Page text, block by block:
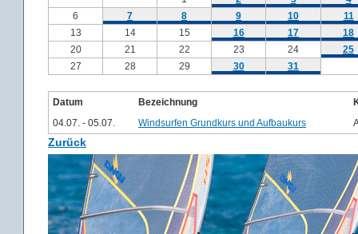
6
7 8 9 10
11
13
14 15 16 17
18
20
21 22 23 24
25
27
28 29 30 31
Datum Bezeichnung
04.07. - 05.07.
Windsurfen Grundkurs und Aufbaukurs
Zurück